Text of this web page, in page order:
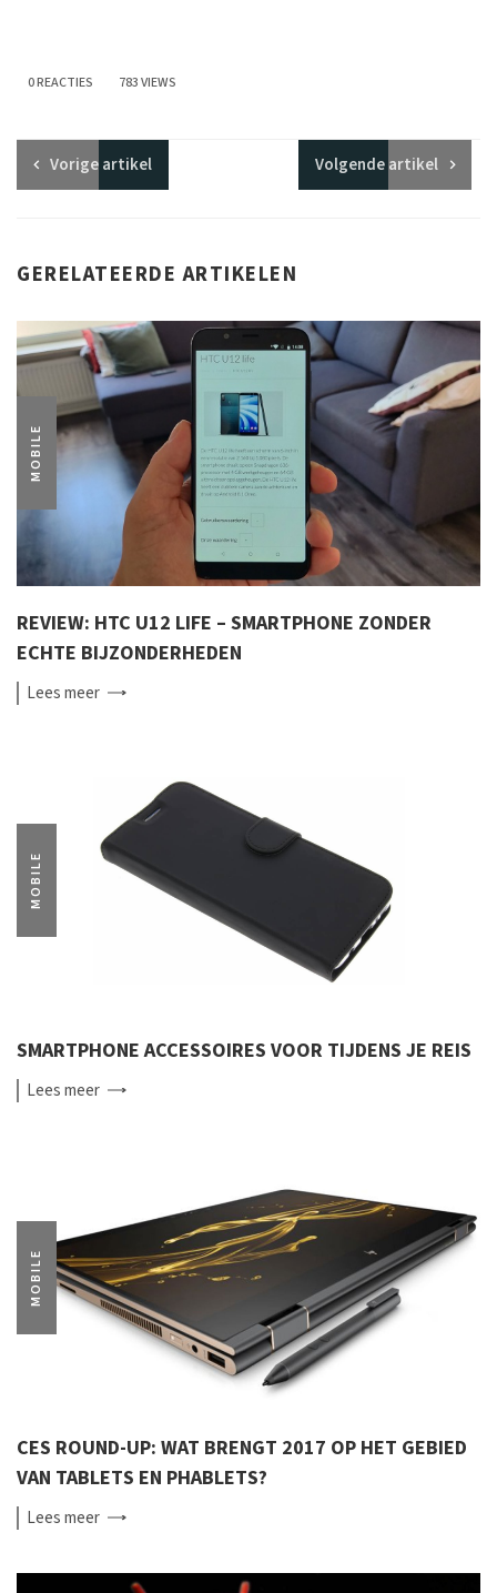
0 REACTIES 783 VIEWS
Vorigeartikel Volgendeartikel
GERELATEERDE ARTIKELEN
MOBILE
REVIEW: HTC U12 LIFE – SMARTPHONE ZONDER
ECHTE BIJZONDERHEDEN
Leesmeer
MOBILE
SMARTPHONE ACCESSOIRES VOOR TIJDENS JE REIS
Leesmeer
MOBILE
CES ROUND-UP: WAT BRENGT 2017 OP HET GEBIED
VAN TABLETS EN PHABLETS?
Leesmeer